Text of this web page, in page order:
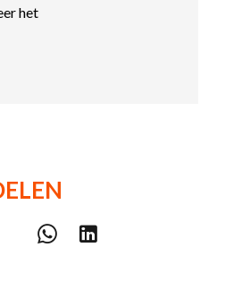
het